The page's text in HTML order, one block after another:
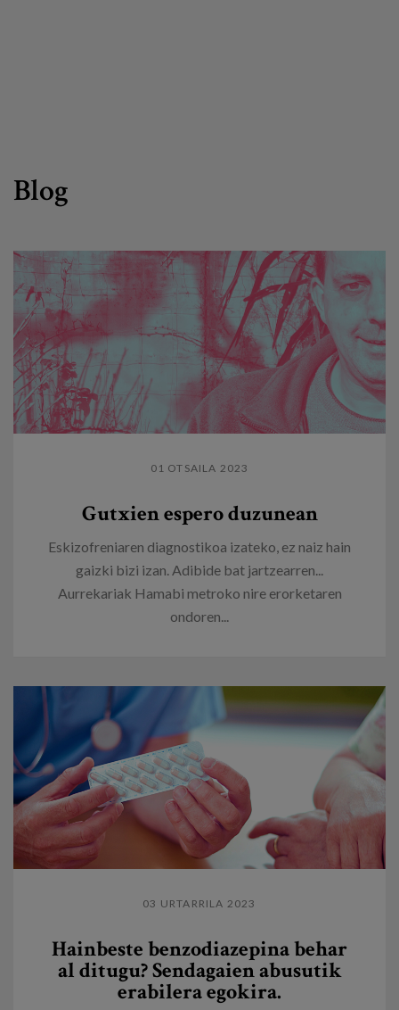
Blog
01 OTSAILA 2023
Gutxien espero duzunean
Eskizofreniaren diagnostikoa izateko, ez naiz hain
gaizki bizi izan. Adibide bat jartzearren...
Aurrekariak Hamabi metroko nire erorketaren
ondoren...
03 URTARRILA 2023
Hainbeste benzodiazepina behar
al ditugu? Sendagaien abusutik
erabilera egokira.